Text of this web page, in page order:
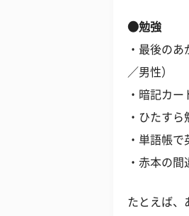
●勉強
・最後の
／男性）
・暗記カ
・ひたすら
・単語帳
・赤本の
たとえば